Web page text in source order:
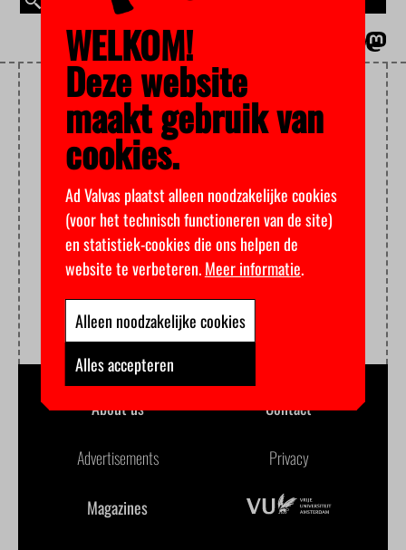
MAGAZINE
BLOG
About us Contact
Advertisements Privacy
Magazines
WELKOM!
Deze website
maakt gebruik van
cookies.
Ad Valvas plaatst alleen noodzakelijke cookies
(voor het technisch functioneren van de site)
en statistiek-cookies die ons helpen de
website te verbeteren.Meer informatie.
Alleen noodzakelijke cookies
Alles accepteren